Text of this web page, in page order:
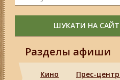
ШУКАТИ НА
Разделы афиши
Кино Прес-